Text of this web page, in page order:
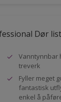
Dør
Vanntynnbar
treverk
Fyller meget
fantastisk
enkel å